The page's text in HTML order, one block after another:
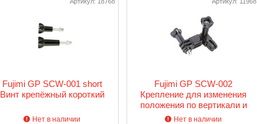
Fujimi GP SCW-001 short
Винт крепёжный короткий
Нет в наличии
Fujimi GP SCW-002
Крепление для изменения
положения по вертикали и
по горизонтали
Нет в наличии